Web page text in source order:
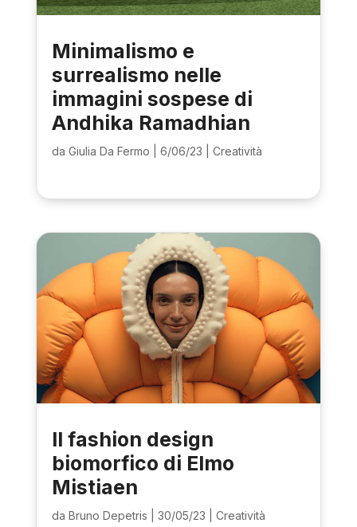
Minimalismo e
surrealismo nelle
immagini sospese di
Andhika Ramadhian
da Giulia Da Fermo 6/06/23 Creatività
Il fashion design
biomorfico di Elmo
Mistiaen
da Bruno Depetris 30/05/23 Creatività